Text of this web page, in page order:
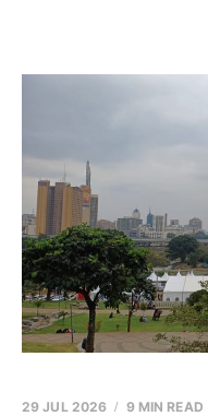
29 JUL 2026 9 MIN READ